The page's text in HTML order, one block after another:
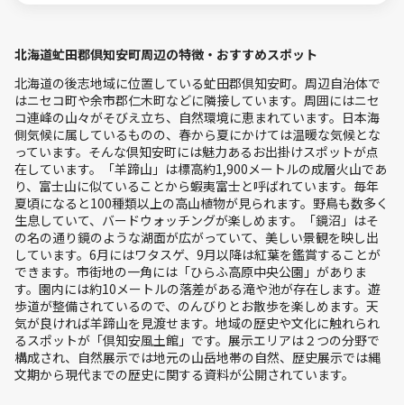
北海道虻田郡倶知安町周辺の特徴・おすすめスポット
北海道の後志地域に位置している虻田郡倶知安町。周辺自治体で
はニセコ町や余市郡仁木町などに隣接しています。周囲にはニセ
コ連峰の山々がそびえ立ち、自然環境に恵まれています。日本海
側気候に属しているものの、春から夏にかけては温暖な気候とな
っています。そんな倶知安町には魅力あるお出掛けスポットが点
在しています。「羊蹄山」は標高約1,900メートルの成層火山であ
り、富士山に似ていることから蝦夷富士と呼ばれています。毎年
夏頃になると100種類以上の高山植物が見られます。野鳥も数多く
生息していて、バードウォッチングが楽しめます。「鏡沼」はそ
の名の通り鏡のような湖面が広がっていて、美しい景観を映し出
しています。6月にはワタスゲ、9月以降は紅葉を鑑賞することが
できます。市街地の一角には「ひらふ高原中央公園」がありま
す。園内には約10メートルの落差がある滝や池が存在します。遊
歩道が整備されているので、のんびりとお散歩を楽しめます。天
気が良ければ羊蹄山を見渡せます。地域の歴史や文化に触れられ
るスポットが「倶知安風土館」です。展示エリアは２つの分野で
構成され、自然展示では地元の山岳地帯の自然、歴史展示では縄
文期から現代までの歴史に関する資料が公開されています。